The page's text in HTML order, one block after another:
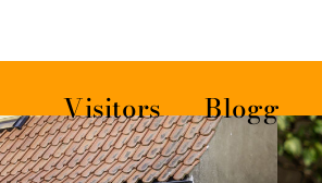
Visitors Blogg